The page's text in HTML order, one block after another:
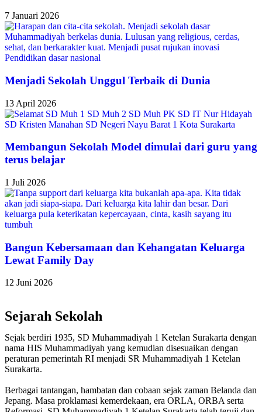
7 Januari 2026
Menjadi Sekolah Unggul Terbaik di Dunia
13 April 2026
Membangun Sekolah Model dimulai dari guru yang
terus belajar
1 Juli 2026
Bangun Kebersamaan dan Kehangatan Keluarga
Lewat Family Day
12 Juni 2026
Sejarah Sekolah
Sejak berdiri 1935, SD Muhammadiyah 1 Ketelan Surakarta dengan
nama HIS Muhammadiyah yang kemudian disesuaikan dengan
peraturan pemerintah RI menjadi SR Muhammadiyah 1 Ketelan
Surakarta.
Berbagai tantangan, hambatan dan cobaan sejak zaman Belanda dan
Jepang. Masa proklamasi kemerdekaan, era ORLA, ORBA serta